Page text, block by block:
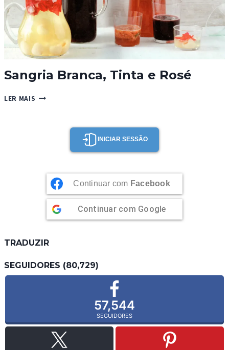
Sangria Branca, Tinta e Rosé
LER MAIS SANGRIA
INICIAR SESSÃO
Continuar com Facebook
Continuar com Google
TRADUZIR
SEGUIDORES (80,729)
57,544
SEGUIDORES